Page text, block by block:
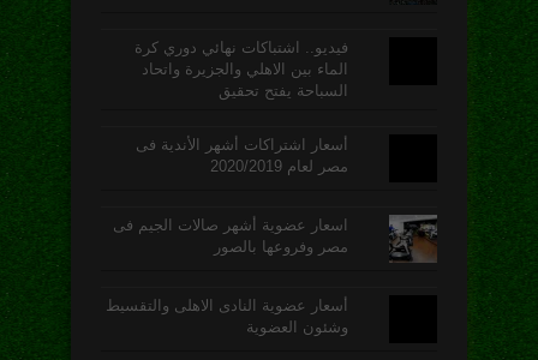
فيديو.. اشتباكات نهائي دوري كرة
الماء بين الاهلي والجزيرة واتحاد
السباحة يفتح تحقيق
أسعار اشتراكات أشهر الأندية فى
مصر لعام 2020/2019
اسعار عضوية أشهر صالات الجيم فى
مصر وفروعها بالصور
أسعار عضوية النادى الاهلى والتقسيط
وشئون العضوية